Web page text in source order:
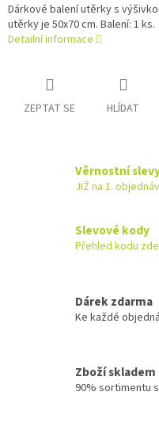
Dárkové balení utěrky s
utěrky je 50x70 cm. Balení: 1 ks.
Detailní informace
ZEPTAT SE HLÍDAT
Věrnostní
JIŽ na 1.
Slevové kody
Přehled kodu zde
Dárek zdarma
Ke každé
Zboží skladem
90% sortimentu